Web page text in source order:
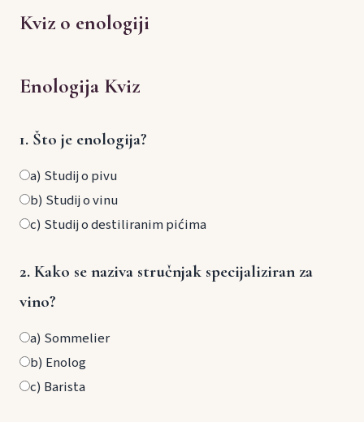
Kviz o enologiji
Enologija Kviz
1. Što je enologija?
a) Studij o pivu
b) Studij o vinu
c) Studij o destiliranim pićima
2. Kako se naziva stručnjak specijaliziran za
vino?
a) Sommelier
b) Enolog
c) Barista